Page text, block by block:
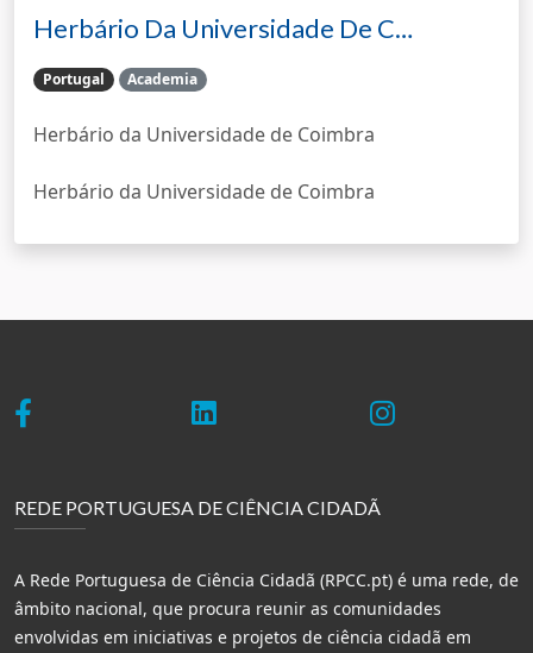
Herbário Da Universidade De C…
Portugal Academia
Herbário da Universidade de Coimbra
Herbário da Universidade de Coimbra
REDE PORTUGUESA DE CIÊNCIA CIDADÃ
A Rede Portuguesa de Ciência Cidadã (RPCC.pt) é uma rede, de
âmbito nacional, que procura reunir as comunidades
envolvidas em iniciativas e projetos de ciência cidadã em